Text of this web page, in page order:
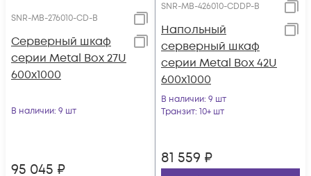
SNR-MB-276010-CD-B
Серверный шкаф
серии Metal Box 27U
600х1000
В наличии: 9 шт
95 045 ₽
SNR-MB-426010-CDDP-B
Напольный
серверный шкаф
серии Metal Box 42U
600х1000
В наличии: 9 шт
Транзит: 10+ шт
81 559 ₽